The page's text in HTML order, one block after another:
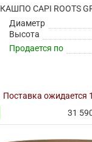
Диаметр
Высота
Продается по
Поставка ожидается
31